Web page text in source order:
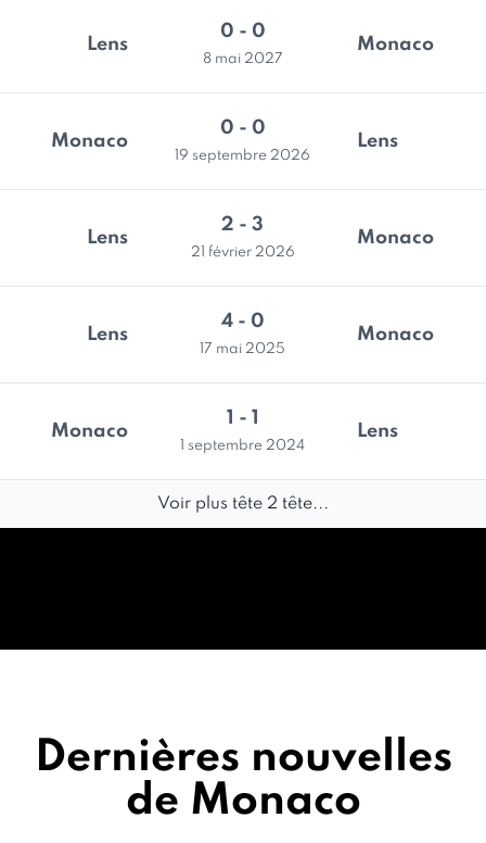
Lens
0 - 0
8 mai 2027
Monaco
Monaco
0 - 0
19 septembre 2026
Lens
Lens
2 - 3
21 février 2026
Monaco
Lens
4 - 0
17 mai 2025
Monaco
Monaco
1 - 1
1 septembre 2024
Lens
Voir plus tête 2 tête...
Dernières nouvelles
de Monaco